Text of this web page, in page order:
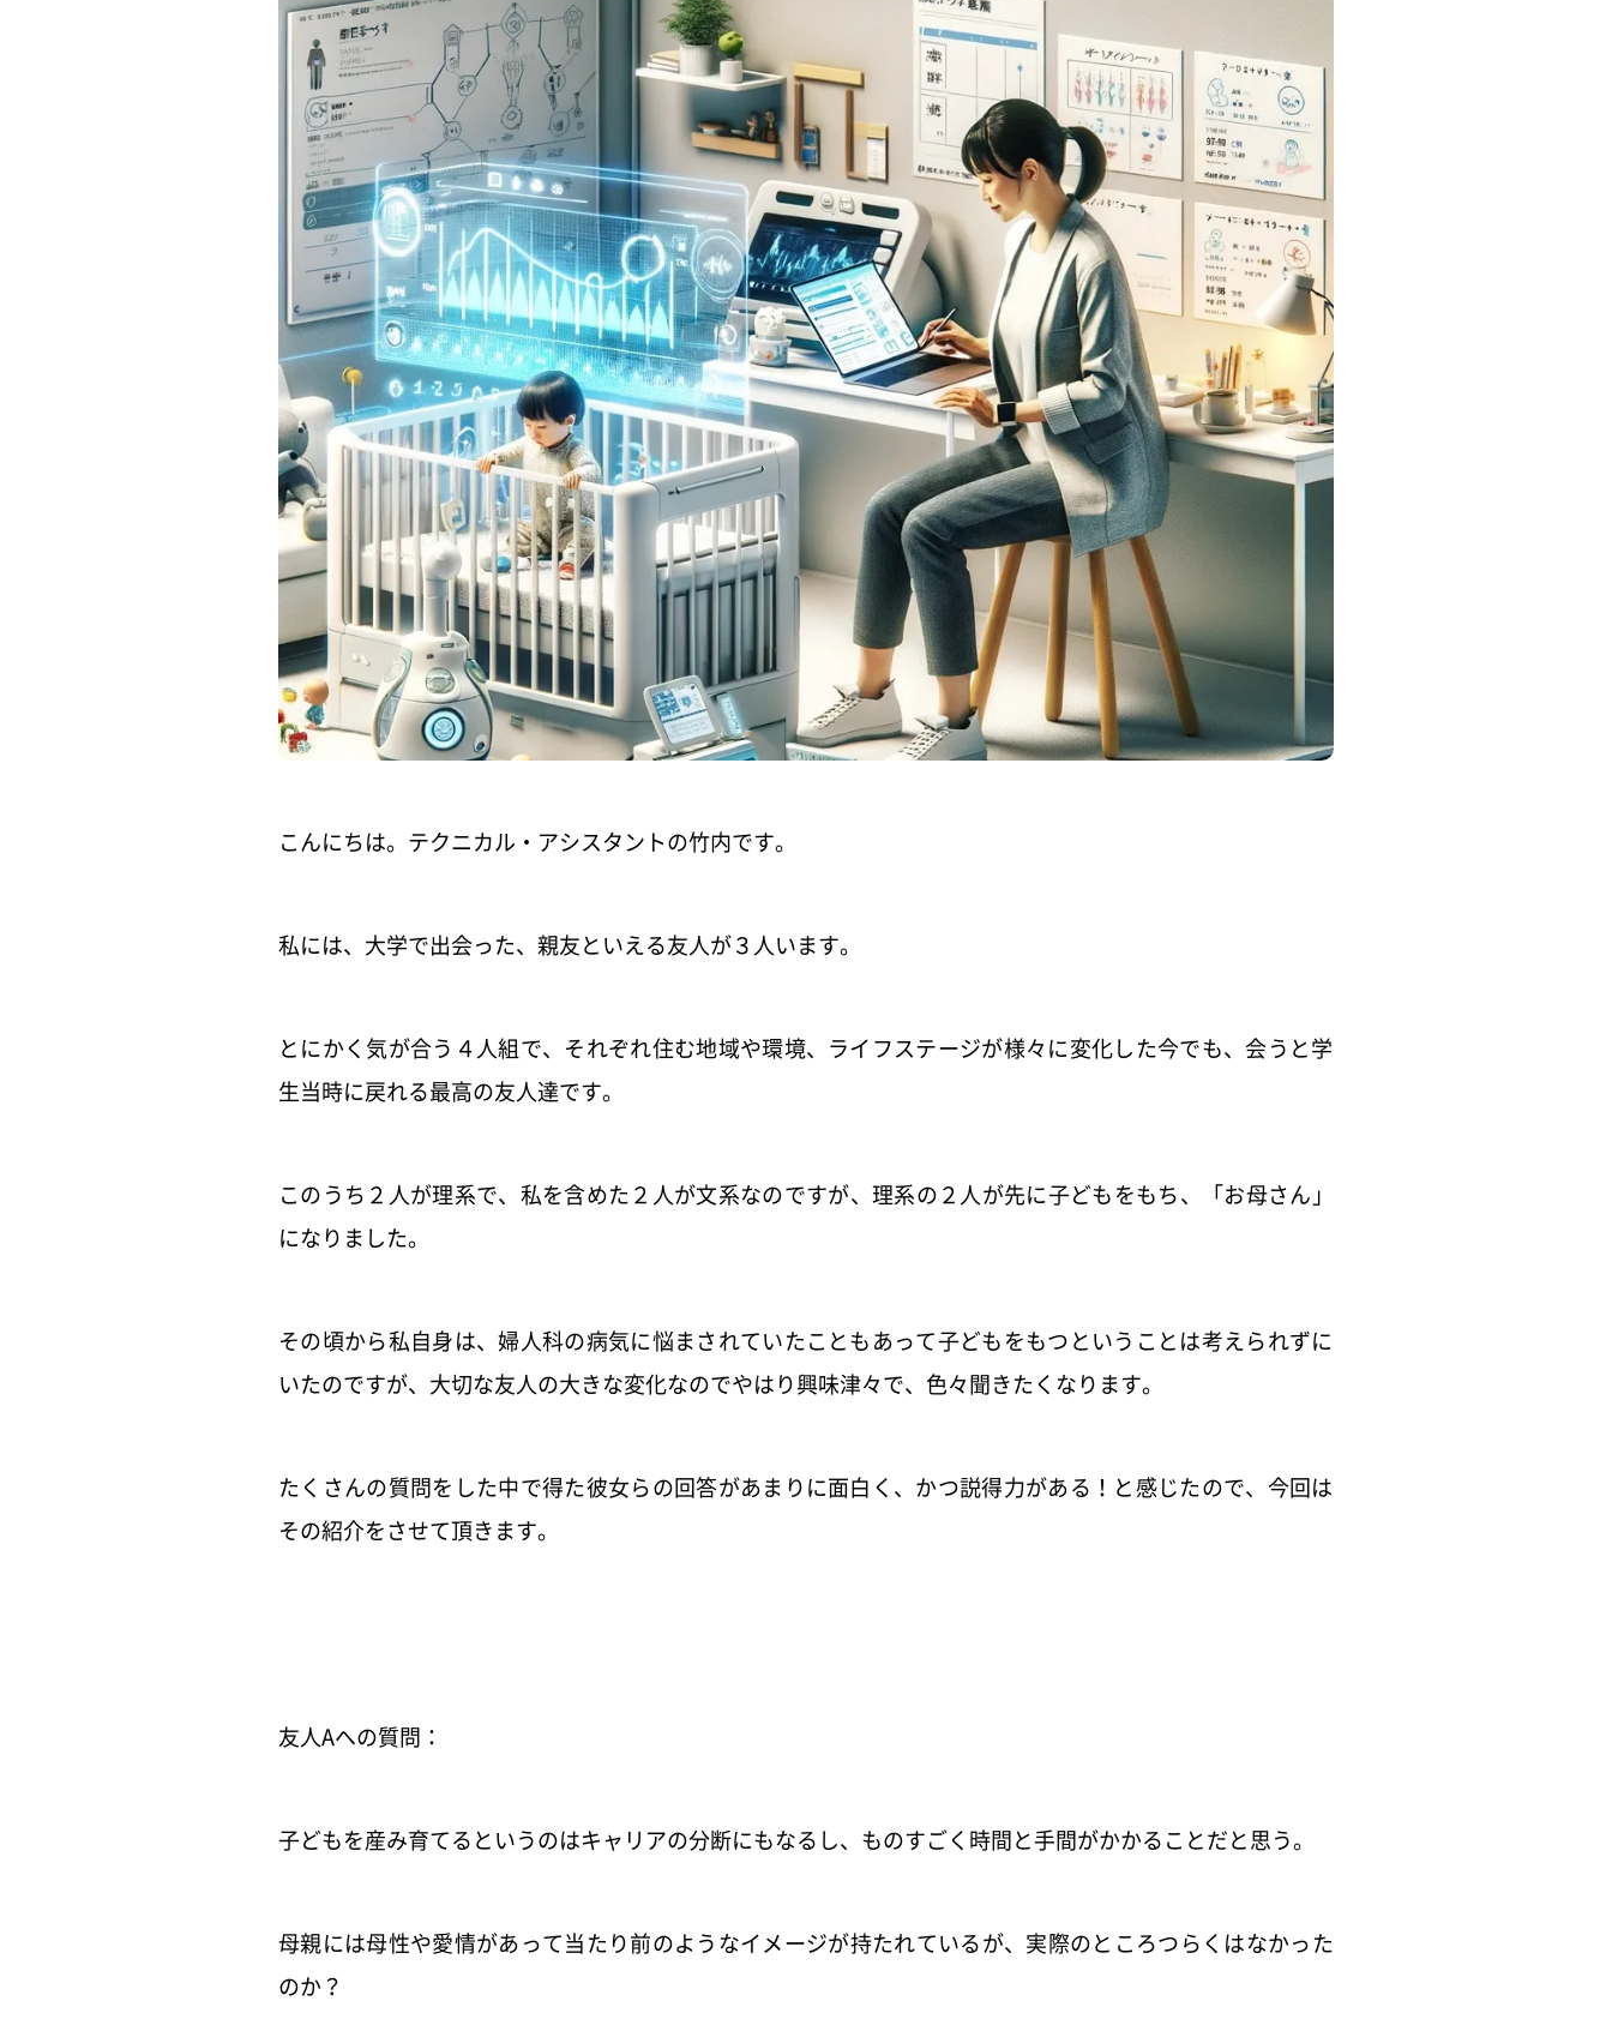
こんにちは。テクニカル・アシスタントの竹内です。
私には、大学で出会った、親友といえる友人が３人います。
とにかく気が合う４人組で、それぞれ住む地域や環境、 ライフステージが様々に変化した今でも、 会うと学
生当時に戻れる最高の友人達です。
このうち２人が理系で、私を含めた２人が文系なのですが、 理系の２人が先に子どもをもち、「お母さん」
になりました。
その頃から私自身は、婦人科の病気に悩まされていたこともあって子どもをもつというこ とは考えられずに
いたのですが、 大切な友人の大きな変化なのでやはり興味津々で、 色々聞きたくなります。
たくさんの質問をした中で得た彼女らの回答があまりに面白く、 かつ説得力がある！と感じたので、 今回は
その紹介をさせて頂きます。
友人Aへの質問：
子どもを産み育てるというのはキャリアの分断にもなるし、 ものすごく時間と手間がかかることだと思う。
母親には母性や愛情があって当たり前のようなイメージが持たれているが、実際のところつらくはなかった
のか？